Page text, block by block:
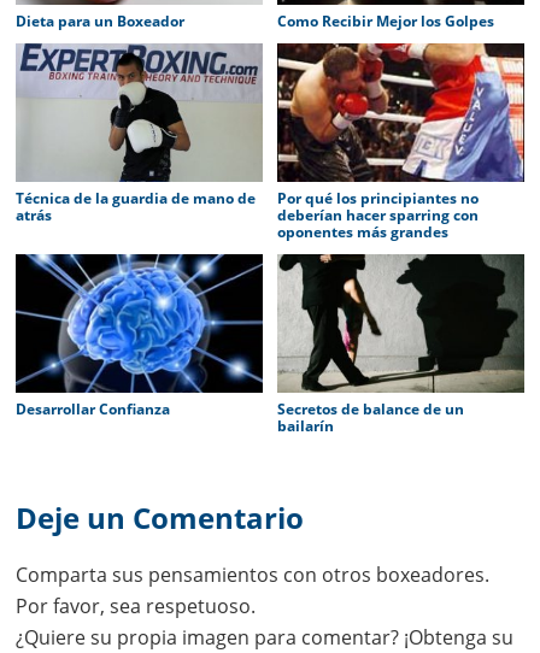
Dieta para un Boxeador Como Recibir Mejor los Golpes
Técnica de la guardia de mano de
atrás
Por qué los principiantes no
deberían hacer sparring con
oponentes más grandes
Desarrollar Confianza
Secretos de balance de un
bailarín
Interactions
Deje un Comentario
Comparta sus pensamientos con otros boxeadores.
Por favor, sea respetuoso.
¿Quiere su propia imagen para comentar? ¡Obtenga su